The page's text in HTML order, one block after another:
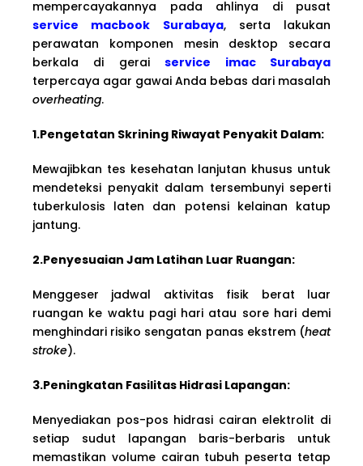
mempercayakannya pada ahlinya di pusat
service macbook Surabaya, serta lakukan
perawatan komponen mesin desktop secara
berkala di geraiservice imac Surabaya
terpercaya agar gawai Anda bebas dari masalah
overheating.
1.Pengetatan Skrining Riwayat Penyakit Dalam:
Mewajibkan tes kesehatan lanjutan khusus untuk
mendeteksi penyakit dalam tersembunyi seperti
tuberkulosis laten dan potensi kelainan katup
jantung.
2.Penyesuaian Jam Latihan Luar Ruangan:
Menggeser jadwal aktivitas fisik berat luar
ruangan ke waktu pagi hari atau sore hari demi
menghindari risiko sengatan panas ekstrem (heat
stroke).
3.Peningkatan Fasilitas Hidrasi Lapangan:
Menyediakan pos-pos hidrasi cairan elektrolit di
setiap sudut lapangan baris-berbaris untuk
memastikan volume cairan tubuh peserta tetap